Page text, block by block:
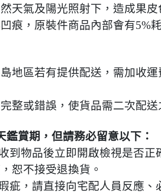
天氣及陽光照射下，造成果
痕，原裝件商品內部會有5%
地區若有提供配送，需加收運
整或錯誤，使貨品需二次配
賞期，但請務必留意以下：
到物品後立即開啟檢視是否
恕不接受退換貨。
疵，請直接向宅配人員反應